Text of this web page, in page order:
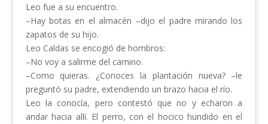
Leo fue a su encuentro.
–Hay botas en el almacén –dijo el padre mirando los
zapatos de su hijo.
Leo Caldas se encogió de hombros:
–No voy a salirme del camino.
–Como quieras. ¿Conoces la plantación nueva? –le
preguntó su padre, extendiendo un brazo hacia el río.
Leo la conocía, pero contestó que no y echaron a
andar hacia allí. El perro, con el hocico hundido en el